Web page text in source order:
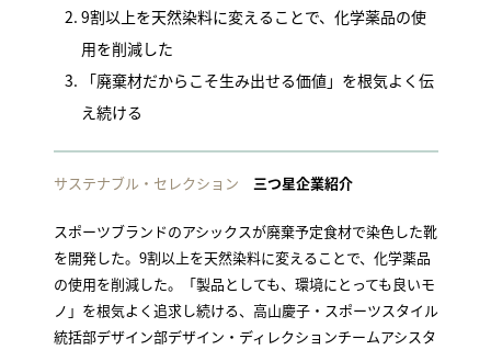
9割以上を天然染料に変えることで、化学薬品の使
用を削減した
「廃棄材だからこそ生み出せる価値」を根気よく伝
え続ける
サステナブル・セレクション 三つ星企業紹介
スポーツブランドのアシックスが廃棄予定食材で染色した靴
を開発した。9割以上を天然染料に変えることで、化学薬品
の使用を削減した。「製品としても、環境にとっても良いモ
ノ」を根気よく追求し続ける、高山慶子・スポーツスタイル
統括部デザイン部デザイン・ディレクションチームアシスタ